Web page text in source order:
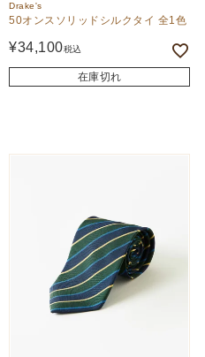
Drake's
50オンスソリッドシルクタイ 全1色
¥34,100税込
在庫切れ